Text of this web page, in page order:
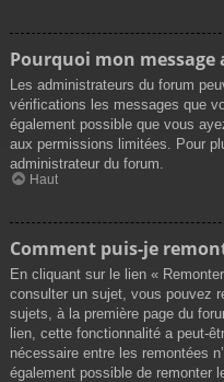
Pourquoi mon message
Les administrateurs du forum
vérifications les messages que
également possible que vous
aux permissions limitées. Pour
administrateur du forum.
Haut
Comment puis-je
En cliquant sur le lien «
consulter un sujet, vous pouvez
sujets, à la première page du
lien, cette fonctionnalité a peut-
nécessaire entre les remontées
également possible de remonter